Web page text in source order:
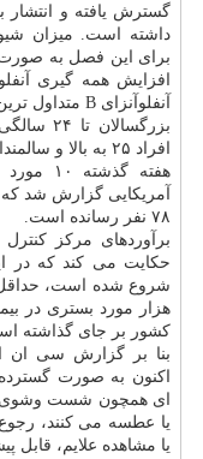
برای این فصل به صورت
آنفلوآنزای B متداول ترین ویروس های آنفلوآنزا در
افراد ۲۵ به بالا و سالمندان مشاهده می شود.
هفته
آمریكایی گزارش شد كه
۷۸ نفر رسانده است.
برآوردهای مركز
كشور بر جای گذاشته
بنا بر گزارش سی ان
اكنون به صورت
ای همچون شست وشوی
یا عطسه می كنند،
یا مشاهده علایم، قابل